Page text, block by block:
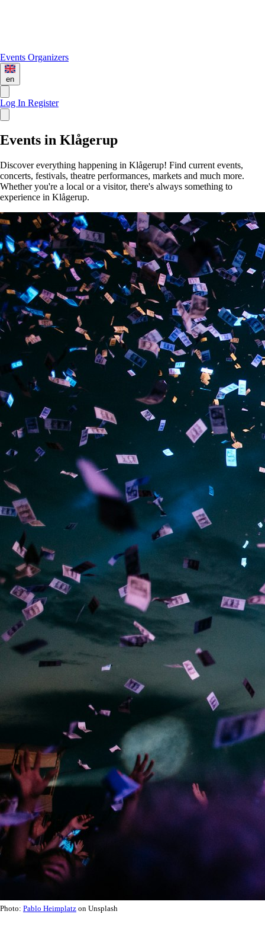
Events Organizers
en
Log In Register
Events in Klågerup
Discover everything happening in Klågerup! Find current events,
concerts, festivals, theatre performances, markets and much more.
Whether you're a local or a visitor, there's always something to
experience in Klågerup.
Photo: Pablo Heimplatz on Unsplash